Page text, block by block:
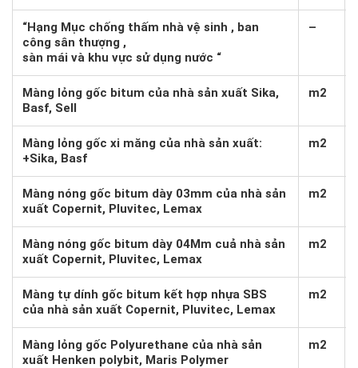
“Hạng Mục chống thấm nhà vệ sinh , ban
công sân thượng ,
sàn mái và khu vực sử dụng nước “
–
Màng lỏng gốc bitum của nhà sản xuất Sika,
Basf, Sell
m2
Màng lỏng gốc xi măng của nhà sản xuất:
+Sika, Basf
m2
Màng nóng gốc bitum dày 03mm của nhà sản
xuất Copernit, Pluvitec, Lemax
m2
Màng nóng gốc bitum dày 04Mm cuả nhà sản
xuất Copernit, Pluvitec, Lemax
m2
Màng tự dính gốc bitum kết hợp nhựa SBS
của nhà sản xuất Copernit, Pluvitec, Lemax
m2
Màng lỏng gốc Polyurethane của nhà sản
xuất Henken polybit, Maris Polymer
m2